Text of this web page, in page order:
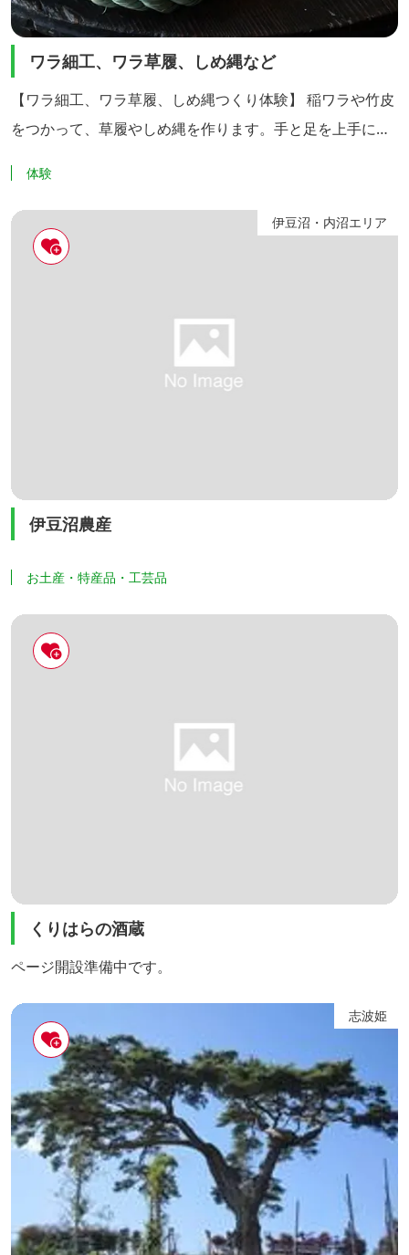
ワラ細工、ワラ草履、しめ縄など
【ワラ細工、ワラ草履、しめ縄つくり体験】 稲ワラや竹皮
をつかって、草履やしめ縄を作ります。手と足を上手に使
る体験メニューです。
体験
伊豆沼・内沼エリア
伊豆沼農産
お土産・特産品・工芸品
くりはらの酒蔵
ページ開設準備中です。
志波姫